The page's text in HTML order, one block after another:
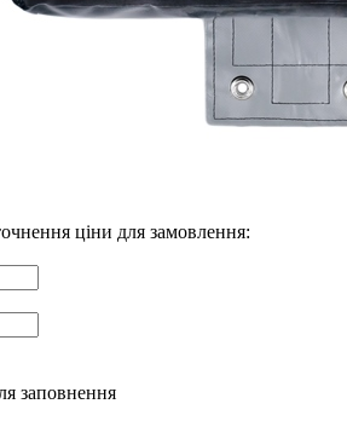
ціни для замовлення:
заповнення